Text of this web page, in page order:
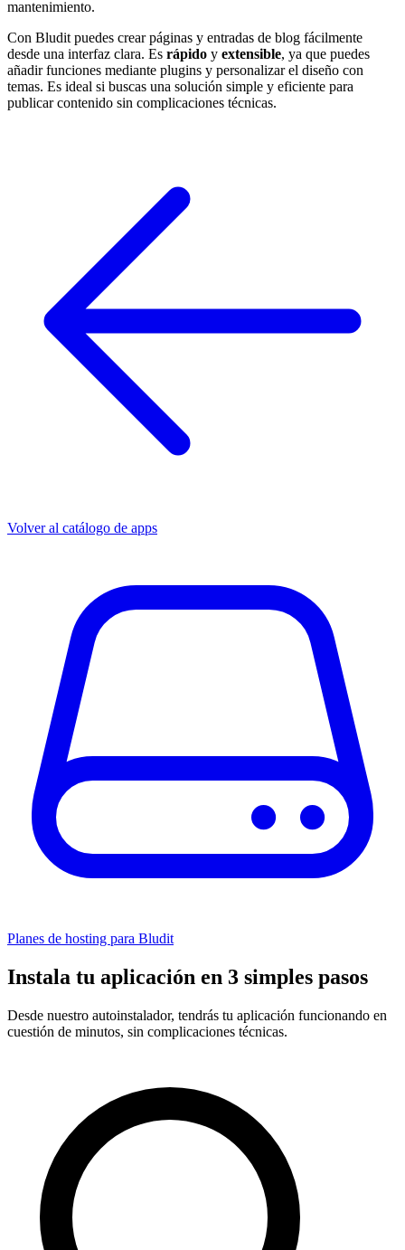
mantenimiento.
Con Bludit puedes crear páginas y entradas de blog fácilmente
desde una interfaz clara. Es rápido y extensible, ya que puedes
añadir funciones mediante plugins y personalizar el diseño con
temas. Es ideal si buscas una solución simple y eficiente para
publicar contenido sin complicaciones técnicas.
Volver al catálogo de apps
Planes de hosting para Bludit
Instala tu aplicación en 3 simples pasos
Desde nuestro autoinstalador, tendrás tu aplicación funcionando en
cuestión de minutos, sin complicaciones técnicas.